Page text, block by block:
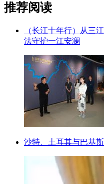
推荐阅读
（长江十年行）从三
法守护一江安澜
沙特、土耳其与巴基